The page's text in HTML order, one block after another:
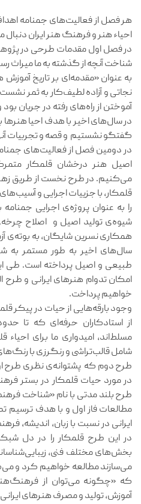
هر فصل از فعالیت‌های جمنامه
احیاء هنر و فرهنگ هنر ایران
در فصل اول مقدمات طرحی در
شناخت آنچه از گذشته به ما میراث
به عنوان «مقدمه‌ای بر تاریخ
نجاتی و آزاده لطیف‌کار به ثمر
آموختن از راه‌های رفته در جریان
در سال‌های اخیر با هدف احیا
گفتگو نشستیم و قصه و تجربیات
در دومین فصل از فعالیت‌های
اصیل هنر درخشان قلمکار
می‌کنیم. در طرح نخست از طریق
قلمکار، با جزییات اجرایی و
را به عنوان پروژه‌ی اجرایی
شیوه‌ی تولید اصیل و اصلاح
همکاری نسرین شایگان، به بوته‌ی
سال‌های اخیر به طور مستمر به
طبیعی و اصیل پرداخته است. طی
امکان تدوام هنرهای ایرانی و
خواهیم پرداخت.
وجود بارقه‌هایی از حیات در پیکر
از استادکاران حرفه‌ای که تا
مسلط‌اند، امیدواری ما برای
شامل قالب‌تراشی و رنگرزی با
طرح دوم که پشتوانه‌ی نظری طرح
در مورد حیات قلمکار در بستر
طرح بلند مدتی با نام «شناخت
مطالعات فاز اول و با هدف
ایرانی در نسبت با زبان، اندیشه،
در این طرح قلمکار را در دل
بخش‌های مختلف فنی،
می‌سازند مطالعه خواهیم کرد و
که «چگونه می‌توان از
آموزش، تولید و مصرف هنرهای